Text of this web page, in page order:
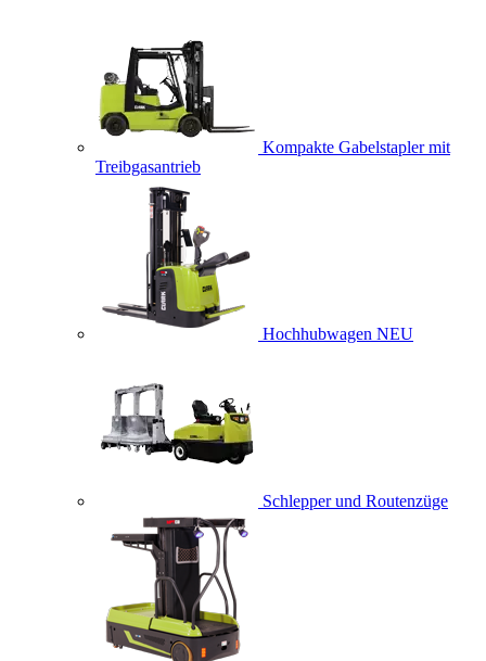
Kompakte Gabelstapler mit
Treibgasantrieb
Hochhubwagen NEU
Schlepper und Routenzüge